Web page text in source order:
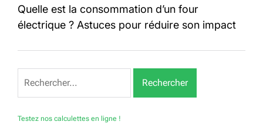
Quelle est la consommation d’un four
électrique ? Astuces pour réduire son impact
Testez nos calculettes en ligne !